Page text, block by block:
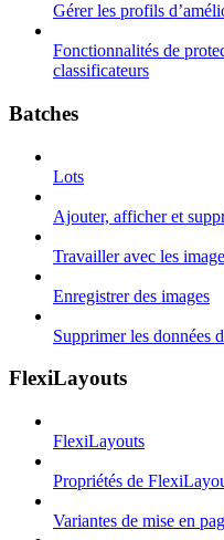
Gérer les profils
Fonctionnalités de
classificateurs
Batches
Lots
Ajouter, afficher et
Travailler avec les
Enregistrer des images
Supprimer les données
FlexiLayouts
FlexiLayouts
Propriétés de
Variantes de mise en